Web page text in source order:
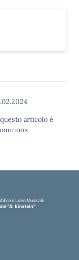
articolo è
e Liceo Musicale
"A. Einstein"